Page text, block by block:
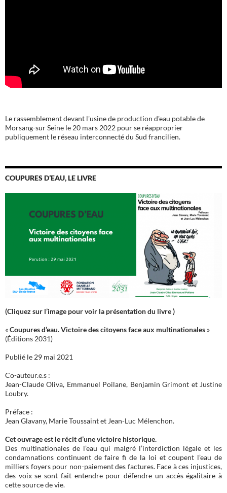
Le rassemblement devant l'usine de production d'eau potable de
Morsang-sur Seine le 20 mars 2022 pour se réapproprier
publiquement le réseau interconnecté du Sud francilien.
COUPURES D’EAU, LE LIVRE
(Cliquez sur l’image pour voir la présentation du livre )
«Coupures d’eau. Victoire des citoyens face aux multinationales »
(Éditions 2031)
Publié le 29 mai 2021
Co-auteur.e.s :
Jean-Claude Oliva, Emmanuel Poilane, Benjamin Grimont et Justine
Loubry.
Préface :
Jean Glavany, Marie Toussaint et Jean-Luc Mélenchon.
Cet ouvrage est le récit d’une victoire historique.
Des multinationales de l’eau qui malgré l’interdiction légale et les
condamnations continuent de faire fi de la loi et coupent l’eau de
milliers foyers pour non-paiement des factures. Face à ces injustices,
des voix se sont fait entendre pour défendre un accès égalitaire à
cette source de vie.